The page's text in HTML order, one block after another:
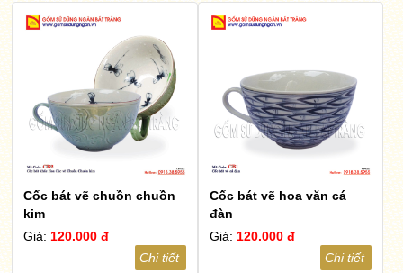
Cốc bát vẽ chuồn chuồn
kim
Giá:120.000 đ
Chi tiết
Cốc bát vẽ hoa văn cá
đàn
Giá: 120.000 đ
Chi tiết